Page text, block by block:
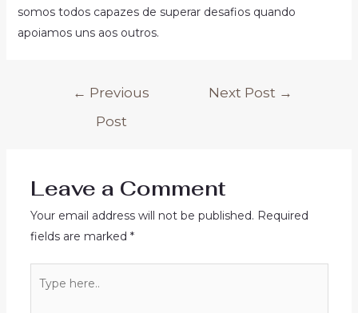
somos todos capazes de superar desafios quando
apoiamos uns aos outros.
← Previous
Post
Next Post →
Leave a Comment
Your email address will not be published. Required
fields are marked *
here..